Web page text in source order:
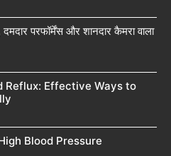
परफॉर्मेंस और शानदार कैमरा वाला
Reflux: Effective Ways to
Blood Pressure